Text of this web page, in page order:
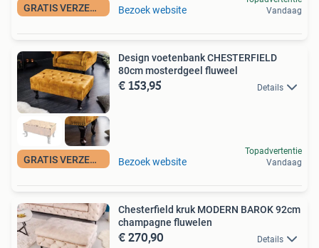
GRATIS VERZENDING Bezoek website
Vandaag
GRATIS VERZENDING
Design voetenbank CHESTERFIELD
80cm mosterdgeel fluweel
€ 153,95 Details
Bezoek website
Topadvertentie
Vandaag
Chesterfield kruk MODERN BAROK 92cm
champagne fluwelen
€ 270,90 Details